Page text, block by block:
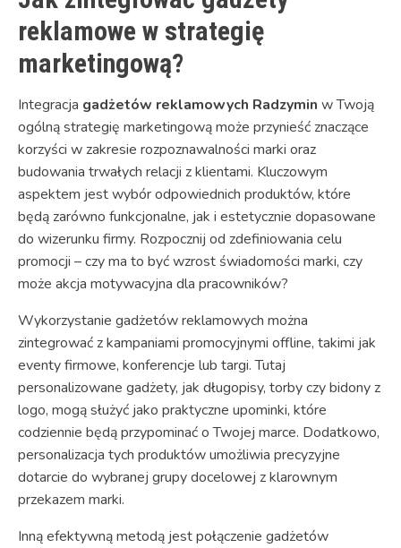
reklamowe w strategię
marketingową?
Integracja gadżetów reklamowych Radzymin w Twoją
ogólną strategię marketingową może przynieść znaczące
korzyści w zakresie rozpoznawalności marki oraz
budowania trwałych relacji z klientami. Kluczowym
aspektem jest wybór odpowiednich produktów, które
będą zarówno funkcjonalne, jak i estetycznie dopasowane
do wizerunku firmy. Rozpocznij od zdefiniowania celu
promocji – czy ma to być wzrost świadomości marki, czy
może akcja motywacyjna dla pracowników?
Wykorzystanie gadżetów reklamowych można
zintegrować z kampaniami promocyjnymi offline, takimi jak
eventy firmowe, konferencje lub targi. Tutaj
personalizowane gadżety, jak długopisy, torby czy bidony z
logo, mogą służyć jako praktyczne upominki, które
codziennie będą przypominać o Twojej marce. Dodatkowo,
personalizacja tych produktów umożliwia precyzyjne
dotarcie do wybranej grupy docelowej z klarownym
przekazem marki.
Inną efektywną metodą jest połączenie gadżetów